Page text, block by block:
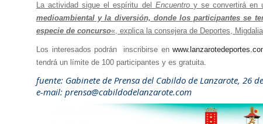
La actividad sigue el espíritu del Encuentro y se convertirá en
medioambiental y la diversión, donde los participantes se
especie de concurso«, explica la consejera de Deportes,
Los interesados podrán inscribirse en
tendrá un límite de 100 participantes y es gratuita.
fuente: Gabinete de Prensa del Cabildo de Lanzarote, 26
e-mail: prensa@cabildodelanzarote.com